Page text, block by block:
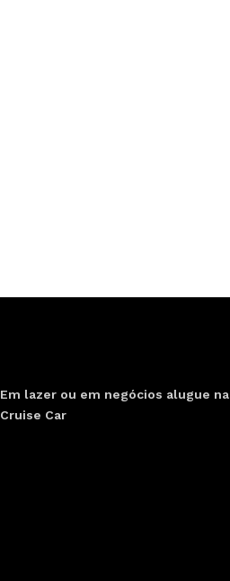
Em lazer ou em negócios alugue na
Cruise Car